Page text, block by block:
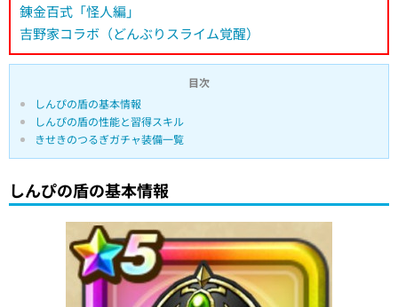
錬金百式「怪人編」
吉野家コラボ（どんぶりスライム覚醒）
目次
しんぴの盾の基本情報
しんぴの盾の性能と習得スキル
きせきのつるぎガチャ装備一覧
しんぴの盾の基本情報